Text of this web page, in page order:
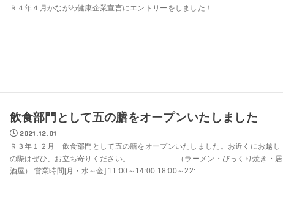
Ｒ４年４月かながわ健康企業宣言にエントリーをしました！
飲食部門として五の膳をオープンいたしました
2021.12.01
Ｒ３年１２月 飲食部門として五の膳をオープンいたしました。お近くにお越し
の際はぜひ、お立ち寄りください。 （ラーメン・びっくり焼き・居
酒屋） 営業時間[月・水～金] 11:00～14:00 18:00～22:...